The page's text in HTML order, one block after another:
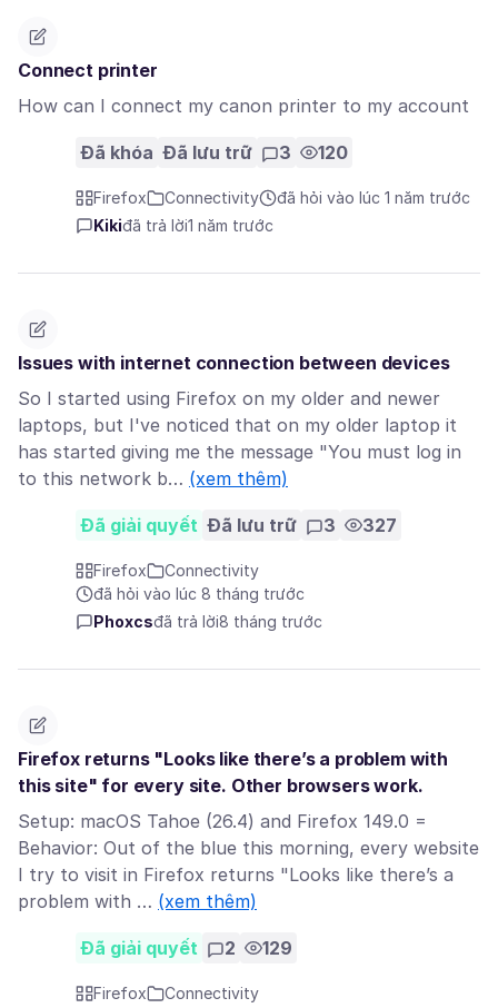
Connect printer
How can I connect my canon printer to my account
Đã khóa Đã lưu trữ 3 120
Firefox Connectivity
đã hỏi vào lúc 1 năm trước
Kikiđã trả lời1 năm trước
Issues with internet connection between devices
So I started using Firefox on my older and newer
laptops, but I've noticed that on my older laptop it
has started giving me the message "You must log in
to this network b… (xem thêm)
Đã giải quyết Đã lưu trữ 3 327
Firefox
Connectivity
đã hỏi vào lúc 8 tháng trước
Phoxcsđã trả lời8 tháng trước
Firefox returns "Looks like there’s a problem with
this site" for every site. Other browsers work.
Setup: macOS Tahoe (26.4) and Firefox 149.0 =
Behavior: Out of the blue this morning, every website
I try to visit in Firefox returns "Looks like there’s a
problem with … (xem thêm)
Đã giải quyết 2 129
Firefox
Connectivity